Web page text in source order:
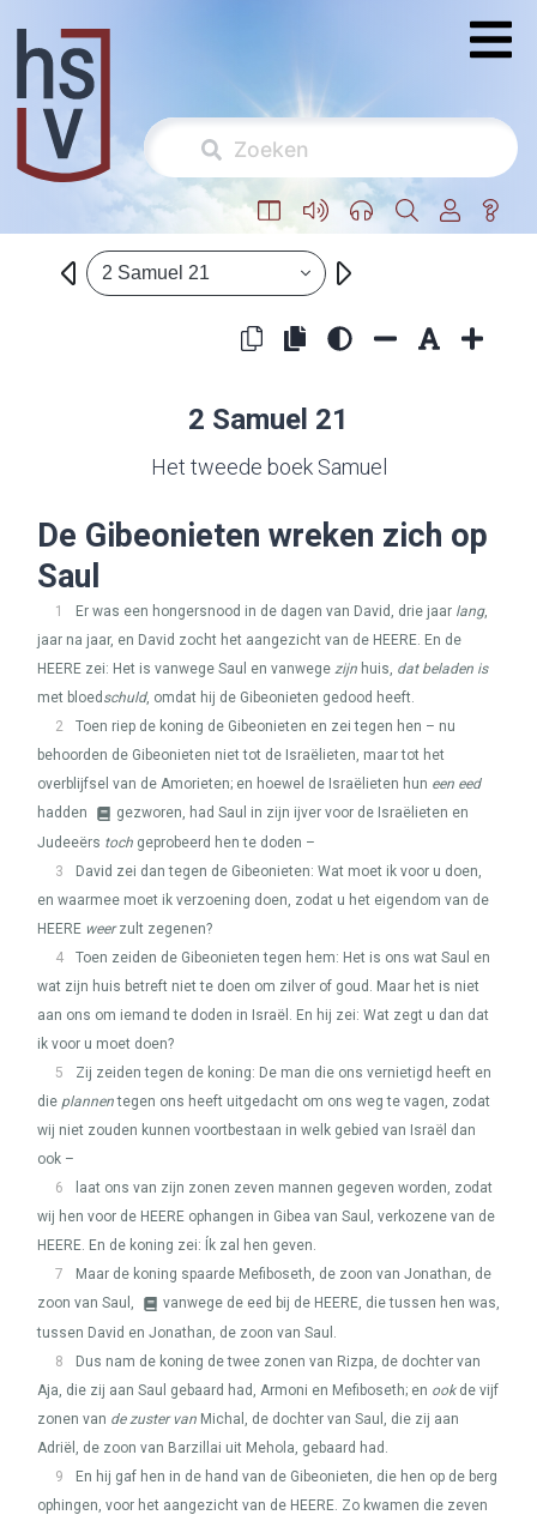
2 Samuel 21
2 Samuel 21
Het tweede boek Samuel
De Gibeonieten wreken zich op
Saul
1 Er was een hongersnood in de dagen van David, drie jaar lang,
jaar na jaar, en David zocht het aangezicht van de HEERE. En de
HEERE zei: Het is vanwege Saul en vanwege zijn huis, dat beladen is
met bloed schuld, omdat hij de Gibeonieten gedood heeft.
2
Toen riep de koning de Gibeonieten en zei tegen hen – nu
behoorden de Gibeonieten niet tot de Israëlieten, maar tot het
overblijfsel van de Amorieten; en hoewel de Israëlieten hun een eed
hadden
gezworen, had Saul in zijn ijver voor de Israëlieten en
Judeeërs toch geprobeerd hen te doden –
3
David zei dan tegen de Gibeonieten: Wat moet ik voor u doen,
en waarmee moet ik verzoening doen, zodat u het eigendom van de
HEERE weerzult zegenen?
4
Toen zeiden de Gibeonieten tegen hem: Het is ons wat Saul en
wat zijn huis betreft niet te doen om zilver of goud. Maar het is niet
aan ons om iemand te doden in Israël. En hij zei: Wat zegt u dan dat
ik voor u moet doen?
5
Zij zeiden tegen de koning: De man die ons vernietigd heeft en
die plannentegen ons heeft uitgedacht om ons weg te vagen, zodat
wij niet zouden kunnen voortbestaan in welk gebied van Israël dan
ook –
6
laat ons van zijn zonen zeven mannen gegeven worden, zodat
wij hen voor de HEERE ophangen in Gibea van Saul, verkozene van de
HEERE. En de koning zei: Ík zal hen geven.
7
Maar de koning spaarde Mefiboseth, de zoon van Jonathan, de
zoon van Saul,
vanwege de eed bij de HEERE, die tussen hen was,
tussen David en Jonathan, de zoon van Saul.
8
Dus nam de koning de twee zonen van Rizpa, de dochter van
Aja, die zij aan Saul gebaard had, Armoni en Mefiboseth; en ookde vijf
zonen van de zuster van Michal, de dochter van Saul, die zij aan
Adriël, de zoon van Barzillai uit Mehola, gebaard had.
9
En hij gaf hen in de hand van de Gibeonieten, die hen op de berg
ophingen, voor het aangezicht van de HEERE. Zo kwamen die zeven